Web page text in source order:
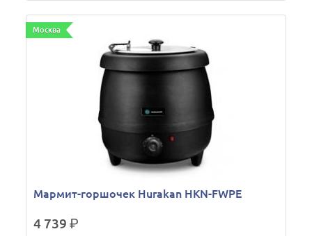
Москва
Мармит-горшочек Hurakan HKN-FWPE
4 739р.